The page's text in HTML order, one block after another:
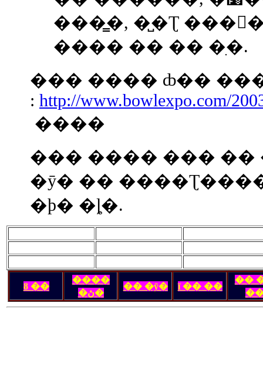
���̳�, �̺�Ʈ
���� �� �� �ִ�.
��� ���� ȸ��
: http://www.bowlexpo.com/
����
��� ���� ��� ��
�ȳ� �� ����Ʈ����
�ϸ� �ȴ�.
ȣ ��
����
�ڽ�
�� �ȳ� ī �� ��
��